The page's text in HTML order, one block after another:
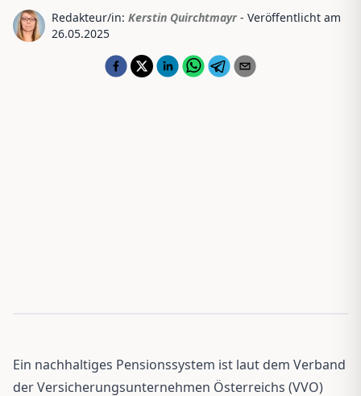
Redakteur/in: Kerstin Quirchtmayr - Veröffentlicht am
26.05.2025
Ein nachhaltiges Pensionssystem ist laut dem Verband
der Versicherungsunternehmen Österreichs (VVO)